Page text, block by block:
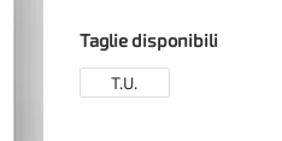
Taglie disponibili
T.U.